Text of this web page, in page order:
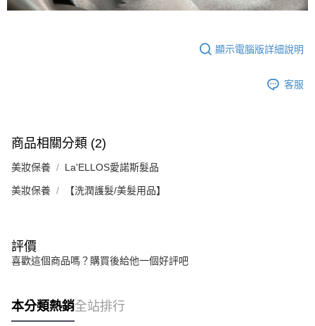
顯示電腦版詳細說明
客服
商品相關分類 (2)
美妝保養 La'ELLOS愛諾斯髮品
美妝保養 【洗潤護髮/美髮用品】
評價
喜歡這個商品嗎？購買後給他一個好評吧
本分類熱銷全站排行